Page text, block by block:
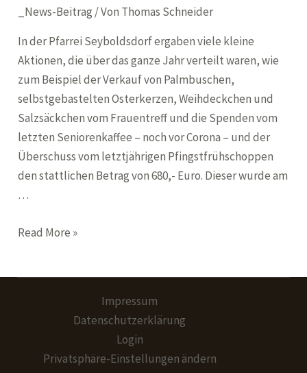
_News-Beitrag / Von Thomas Schneider
In der Pfarrei Seyboldsdorf ergaben viele kleine
Aktionen, die über das ganze Jahr verteilt waren, wie
zum Beispiel der Verkauf von Palmbuschen,
selbstgebastelten Osterkerzen, Weihdeckchen und
Salzsäckchen vom Frauentreff und die Spenden vom
letzten Seniorenkaffee – noch vor Corona – und der
Überschuss vom letztjährigen Pfingstfrühschoppen
den stattlichen Betrag von 680,- Euro. Dieser wurde am
…
Spenden
Read More »
Impressum
Datenschutzerklärung
Login
Privatsphäre-Einstellungen ändern